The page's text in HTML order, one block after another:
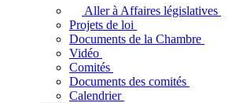
adopte
touchent
Aller à Affaires législatives
Projets de loi
Documents de la Chambre
Vidéo
Comités
Documents des comités
Calendrier